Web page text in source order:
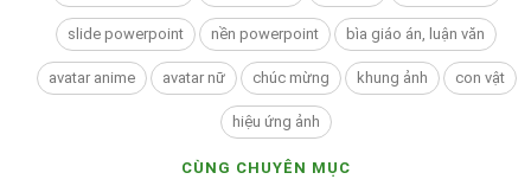
slide powerpoint nền powerpoint bìa giáo án, luận văn
avatar anime avatar nữ chúc mừng khung ảnh con vật
hiệu ứng ảnh
CÙNG CHUYÊN MỤC